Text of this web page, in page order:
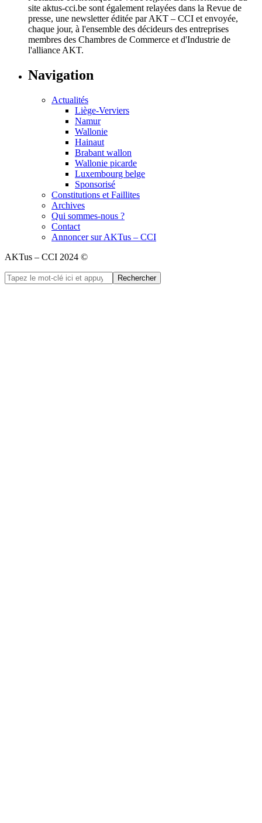
site aktus-cci.be sont également relayées dans la Revue de
presse, une newsletter éditée par AKT – CCI et envoyée,
chaque jour, à l'ensemble des décideurs des entreprises
membres des Chambres de Commerce et d'Industrie de
l'alliance AKT.
Navigation
Actualités
Liège-Verviers
Namur
Wallonie
Hainaut
Brabant wallon
Wallonie picarde
Luxembourg belge
Sponsorisé
Constitutions et Faillites
Archives
Qui sommes-nous ?
Contact
Annoncer sur AKTus – CCI
AKTus – CCI 2024 ©